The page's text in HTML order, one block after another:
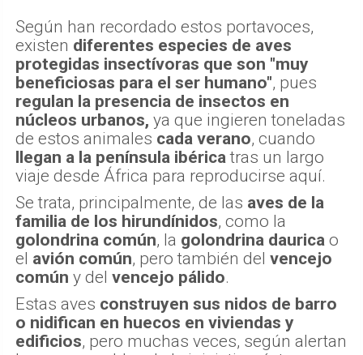
Según han recordado estos portavoces,
existen diferentes especies de aves
protegidas insectívoras que son "muy
beneficiosas para el ser humano", pues
regulan la presencia de insectos en
núcleos urbanos, ya que ingieren toneladas
de estos animales cada verano, cuando
llegan a la península ibérica tras un largo
viaje desde África para reproducirse aquí.
Se trata, principalmente, de las aves de la
familia de los hirundínidos, como la
golondrina común, la golondrina daurica o
el avión común, pero también del vencejo
común y del vencejo pálido.
Estas aves construyen sus nidos de barro
o nidifican en huecos en viviendas y
edificios, pero muchas veces, según alertan